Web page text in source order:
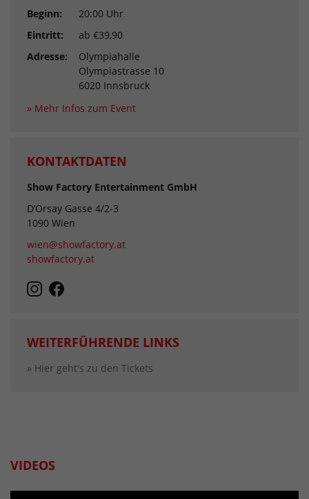
Beginn:
20:00 Uhr
Eintritt:
ab €39,90
Adresse:
Olympiahalle
Olympiastrasse 10
6020 Innsbruck
» Mehr Infos zum Event
KONTAKTDATEN
Show Factory Entertainment GmbH
D’Orsay Gasse 4/2-3
1090 Wien
wien@showfactory.at
showfactory.at
WEITERFÜHRENDE LINKS
» Hier geht's zu den Tickets
VIDEOS